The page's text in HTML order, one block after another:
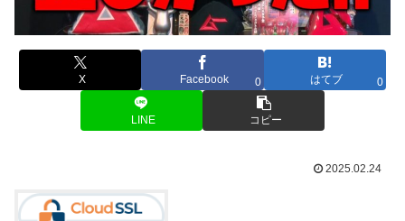
X Facebook 0 はてブ 0
LINE コピー
2025.02.24